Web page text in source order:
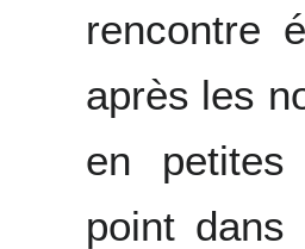
rencontre
après les
en petites
point dans